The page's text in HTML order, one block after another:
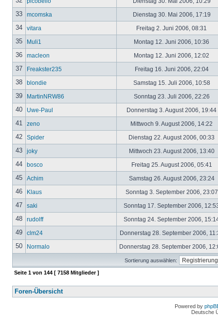
33 mcomska Dienstag 30. Mai 2006, 17:19
34 vitara Freitag 2. Juni 2006, 08:31
35 Muli1 Montag 12. Juni 2006, 10:36
36 macleon Montag 12. Juni 2006, 12:02
37 Freakster235 Freitag 16. Juni 2006, 22:04
38 blondie Samstag 15. Juli 2006, 10:58
39 MartinNRW86 Sonntag 23. Juli 2006, 22:26
40 Uwe-Paul Donnerstag 3. August 2006, 19:44
41 zeno Mittwoch 9. August 2006, 14:22
42 Spider Dienstag 22. August 2006, 00:33
43 joky Mittwoch 23. August 2006, 13:40
44 bosco Freitag 25. August 2006, 05:41
45 Achim Samstag 26. August 2006, 23:24
46 Klaus Sonntag 3. September 2006,
47 saki Sonntag 17. September 2006,
48 rudolff Sonntag 24. September 2006,
49 clm24 Donnerstag 28. September 2006,
50 Normalo Donnerstag 28. September 2006,
Sortierung auswählen:
Seite 1 von 144 [ 7158 Mitglieder ]
Foren-Übersicht
Powered by
Deutsche